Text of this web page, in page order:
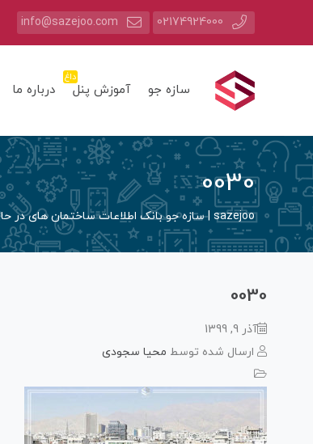
02174924000
info@sazejoo.com
سازه جو آموزش پنل
داغ
درباره ما
0030
sazejoo | سازه جو بانک اطلاعات ساختمان های در حال ساخت
0030
آذر 9, 1399
ارسال شده توسط محیا سجودی